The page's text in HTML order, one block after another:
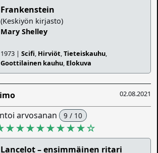
Frankenstein
(Keskiyön kirjasto)
Mary Shelley
1973 |Scifi, Hirviöt,Tieteiskauhu,
Goottilainen kauhu, Elokuva
02.08.2021
arvosanan 9 / 10
☆
Lancelot – ensimmäinen ritari